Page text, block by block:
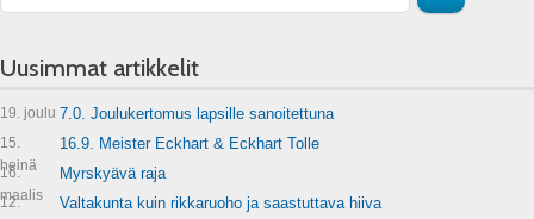
Uusimmat artikkelit
19. joulu 7.0. Joulukertomus lapsille sanoitettuna
15.
heinä
16.9. Meister Eckhart & Eckhart Tolle
16.
maalis
Myrskyävä raja
12.
Valtakunta kuin rikkaruoho ja saastuttava hiiva